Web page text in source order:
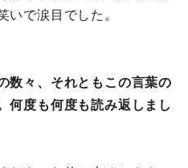
いで涙目でした。
数々、それともこの言葉の
何度も何度も読み返しまし